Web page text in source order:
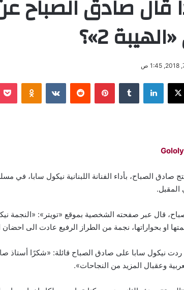
قال صادق الصباح
2»؟
لينكدإن بينتيريست
المقبل.
قال عبر صفحته الشخصية بموقع «تويتر»: «النجمة
او بحواراتها، نجمة من الطراز الرفيع عادت الى احضان
ردت نيكول سابا على صادق الصباح قائلة: «شكرًا أستاذ
وعقبال المزيد من النجاحات».